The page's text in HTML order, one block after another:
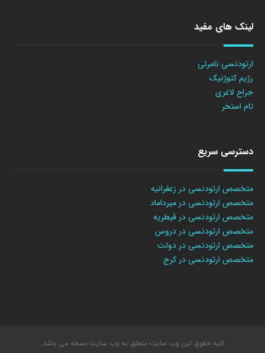
لینک های مفید
ارتودنسی نامرئی
رژیم کتوژنیک
جراح لاغری
تام استخر
دسترسی سریع
متخصص ارتودنسی در زعفرانیه
متخصص ارتودنسی در میرداماد
متخصص ارتودنسی در قیطریه
متخصص ارتودنسی در دروس
متخصص ارتودنسی در دولت
متخصص ارتودنسی در کرج
کلیه حقوق این وب سایت متعلق به وب سایت نسخه می باشد.